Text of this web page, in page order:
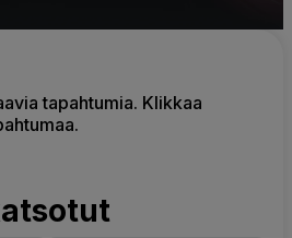
tapahtumia. Klikkaa